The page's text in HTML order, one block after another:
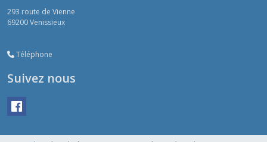
293 route de Vienne
69200Venissieux
Téléphone
Suivez nous